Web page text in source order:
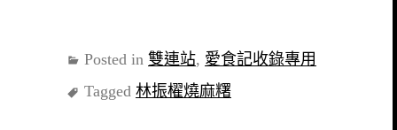
Posted in 雙連站, 愛食記收錄專用
Tagged 林振櫂燒麻糬